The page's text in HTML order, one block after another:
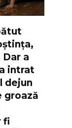
a
intrat
dejun
groază
fi